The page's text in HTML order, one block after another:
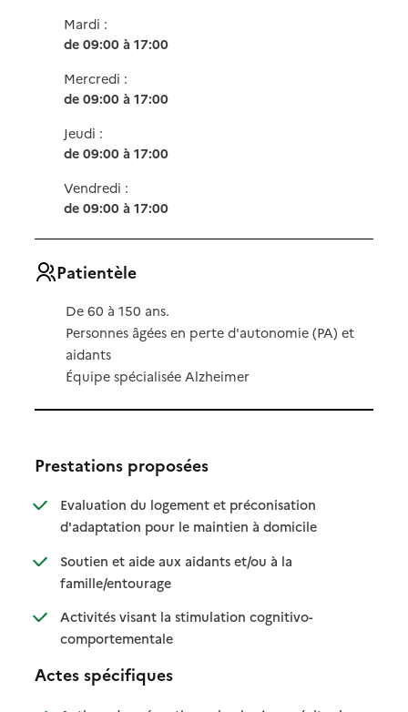
Mardi :
de 09:00 à 17:00
Mercredi :
de 09:00 à 17:00
Jeudi :
de 09:00 à 17:00
Vendredi :
de 09:00 à 17:00
Patientèle
De 60 à 150 ans.
Personnes âgées en perte d'autonomie (PA) et
aidants
Équipe spécialisée Alzheimer
Prestations proposées
Evaluation du logement et préconisation
d'adaptation pour le maintien à domicile: disponible
: non disponible
Soutien et aide aux aidants et/ou à la
famille/entourage: disponible
: non disponible
Activités visant la stimulation cognitivo-
comportementale: disponible
: non disponible
Actes spécifiques